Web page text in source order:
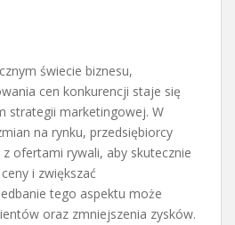
świecie biznesu,
cen konkurencji staje się
strategii marketingowej. W
na rynku, przedsiębiorcy
ofertami rywali, aby skutecznie
i zwiększać
tego aspektu może
oraz zmniejszenia zysków.